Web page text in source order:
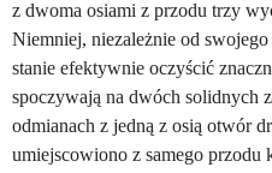
z dwoma osiami z przodu trzy
Niemniej, niezależnie od
stanie efektywnie oczyścić
spoczywają na dwóch solidnych
odmianach z jedną z osią otwór
umiejscowiono z samego przodu